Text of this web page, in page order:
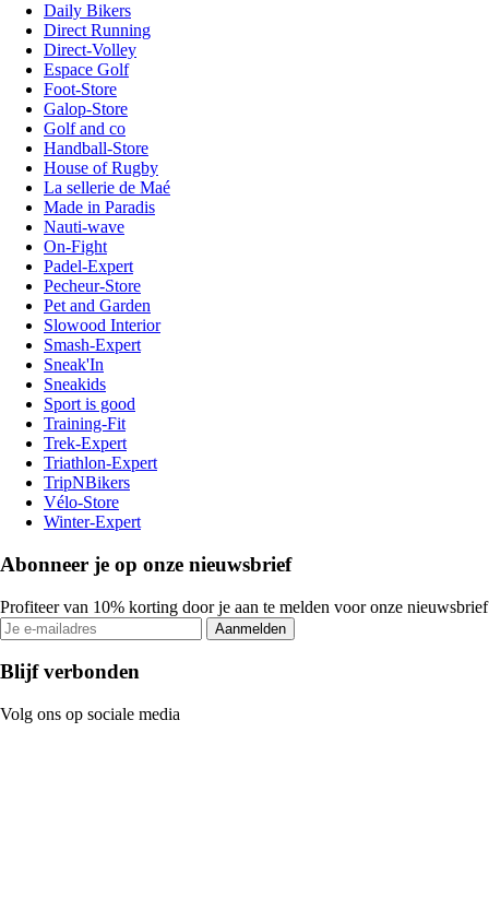
Daily Bikers
Direct Running
Direct-Volley
Espace Golf
Foot-Store
Galop-Store
Golf and co
Handball-Store
House of Rugby
La sellerie de Maé
Made in Paradis
Nauti-wave
On-Fight
Padel-Expert
Pecheur-Store
Pet and Garden
Slowood Interior
Smash-Expert
Sneak'In
Sneakids
Sport is good
Training-Fit
Trek-Expert
Triathlon-Expert
TripNBikers
Vélo-Store
Winter-Expert
Abonneer je op onze nieuwsbrief
Profiteer van 10% korting door je aan te melden voor onze nieuwsbrief
Aanmelden
Blijf verbonden
Volg ons op sociale media